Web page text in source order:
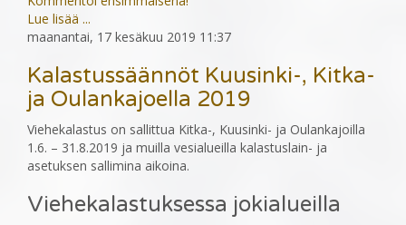
Lue lisää ...
maanantai, 17 kesäkuu 2019 11:37
Kalastussäännöt Kuusinki-, Kitka-
ja Oulankajoella 2019
Viehekalastus on sallittua Kitka-, Kuusinki- ja Oulankajoilla
1.6. – 31.8.2019 ja muilla vesialueilla kalastuslain- ja
asetuksen sallimina aikoina.
Viehekalastuksessa jokialueilla